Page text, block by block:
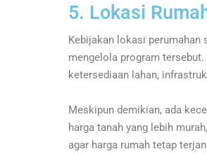
5. Lokasi
Kebijakan lokasi perumahan
mengelola program
ketersediaan lahan,
Meskipun demikian, ada
harga tanah yang lebih
agar harga rumah tetap